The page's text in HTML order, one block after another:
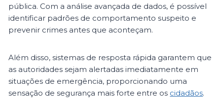
pública. Com a análise avançada de dados, é possível
identificar padrões de comportamento suspeito e
prevenir crimes antes que aconteçam.
Além disso, sistemas de resposta rápida garantem que
as autoridades sejam alertadas imediatamente em
situações de emergência, proporcionando uma
sensação de segurança mais forte entre os cidadãos.